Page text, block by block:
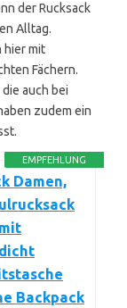
der Rucksack
Alltag.
hier mit
Fächern.
auch bei
zudem ein
EMPFEHLUNG
Damen,
Backpack